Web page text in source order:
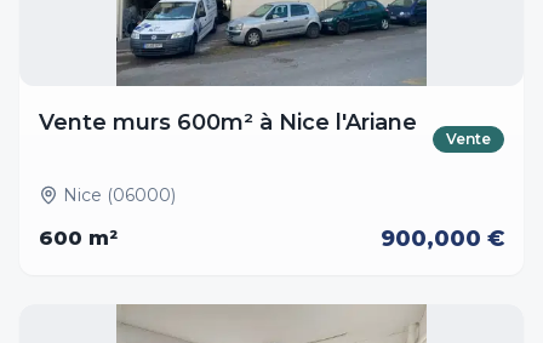
Vente murs 600m² à Nice l'Ariane
Vente
Nice (06000)
600 m² 900,000 €